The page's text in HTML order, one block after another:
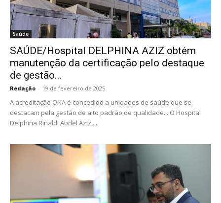
Saúde
SAÚDE/Hospital DELPHINA AZIZ obtém
manutenção da certificação pelo destaque
de gestão...
Redação - 19 de fevereiro de 2025
A acreditação ONA é concedido a unidades de saúde que se
destacam pela gestão de alto padrão de qualidade... O Hospital
Delphina Rinaldi Abdel Aziz,...